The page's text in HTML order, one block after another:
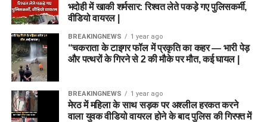
भदोही में खाकी शर्मसार: रिश्वत लेते पकड़े गए पुलिसकर्मी,
वीडियो वायरल |
BREAKINGNEWS 1 year ago
“चकराता के टाइगर फॉल में प्रकृति का कहर — भारी पेड़
और पत्थरों के गिरने से 2 की मौके पर मौत, कई घायल |
BREAKINGNEWS 1 year ago
मेरठ में महिला के साथ सड़क पर अश्लील हरकत करने
वाला युवक वीडियो वायरल होने के बाद पुलिस की गिरफ्त में